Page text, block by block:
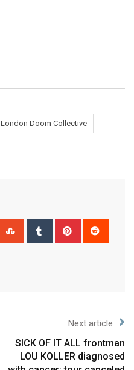
London Doom Collective
Next article
SICK OF IT ALL frontman
LOU KOLLER diagnosed